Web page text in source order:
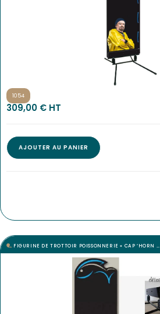
1054
309,00 € HT
AJOUTER AU PANIER
FIGURINE DE TROTTOIR POISSONNERIE « CAP ‘HORN …